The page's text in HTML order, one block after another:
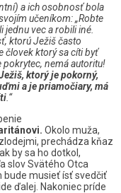
a ich osobnosť bola
učeníkom: „Robte
jednu vec a robili iné.
ktorú Ježiš často
človek ktorý sa cíti byť
nemá autoritu!
ktorý je pokorný,
a je priamočiary, má
.“
Okolo muža,
prechádza kňaz
by sa ho dotkol,
slov Svätého Otca
bude musieť ísť svedčiť
ďalej. Nakoniec príde